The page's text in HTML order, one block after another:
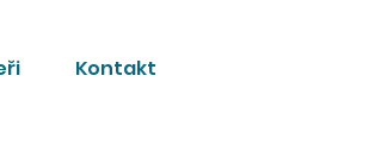
Kontakt